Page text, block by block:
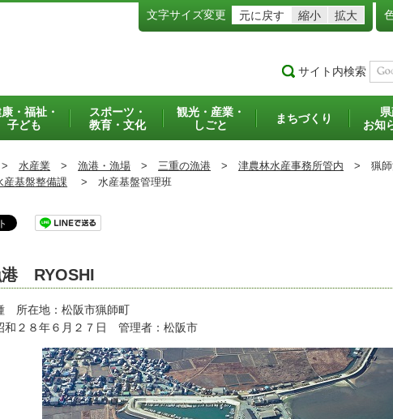
文字サイズ変更 元に戻す 縮小 拡大
サイト内検索
・福祉・
子ども
スポーツ・
教育・文化
観光・産業・
しごと
まちづくり
県
お知
水産業 > 漁港・漁場 > 三重の漁港 > 津農林水産事務所管内 > 猟師
産基盤整備課 > 水産基盤管理班
港 RYOSHI
所在地：松阪市猟師町
和２８年６月２７日 管理者：松阪市